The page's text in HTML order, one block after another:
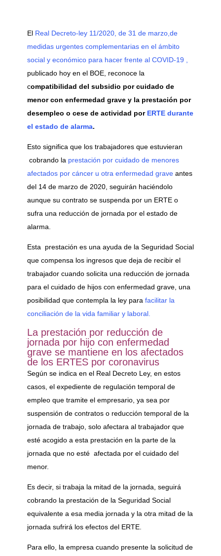
El Real Decreto-ley 11/2020, de 31 de marzo,de
medidas urgentes complementarias en el ámbito
social y económico para hacer frente al COVID-19 ,
publicado hoy en el BOE, reconoce la
compatibilidad del subsidio por cuidado de
menor con enfermedad grave y la prestación por
desempleo o cese de actividad por ERTE durante
el estado de alarma.
Esto significa que los trabajadores que estuvieran
cobrando la prestación por cuidado de menores
afectados por cáncer u otra enfermedad graveantes
del 14 de marzo de 2020, seguirán haciéndolo
aunque su contrato se suspenda por un ERTE o
sufra una reducción de jornada por el estado de
alarma.
Esta prestación es una ayuda de la Seguridad Social
que compensa los ingresos que deja de recibir el
trabajador cuando solicita una reducción de jornada
para el cuidado de hijos con enfermedad grave, una
posibilidad que contempla la ley para facilitar la
conciliación de la vida familiar y laboral.
La prestación por reducción de
jornada por hijo con enfermedad
grave se mantiene en los afectados
de los ERTES por coronavirus
Según se indica en el Real Decreto Ley, en estos
casos, el expediente de regulación temporal de
empleo que tramite el empresario, ya sea por
suspensión de contratos o reducción temporal de la
jornada de trabajo, solo afectara al trabajador que
esté acogido a esta prestación en la parte de la
jornada que no esté afectada por el cuidado del
menor.
Es decir, si trabaja la mitad de la jornada, seguirá
cobrando la prestación de la Seguridad Social
equivalente a esa media jornada y la otra mitad de la
jornada sufrirá los efectos del ERTE.
Para ello, la empresa cuando presente la solicitud de